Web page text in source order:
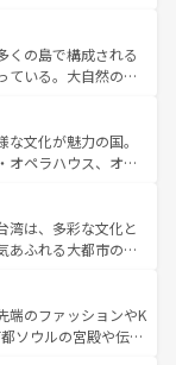
。 なお、新
参照してほしい。
グ、エンターテイ
だ。一方、アメリカ
ャニオンやイエロー
が融合した独特の
で異なる魅力を楽
を感じることができ
い。
くの島で構成される
ている。大自然の神
地といえばオアフ
島やカウアイ島が
海をはじめ、豊かな
てくれるハワイの
イアンミュージッ
がハワイの魅力を彩
文化が魅力の国。
オペラハウス、オー
ル（エアーズロッ
アンズの熱帯雨林な
ェやワイン、オージ
サーフィンやダイ
好きにはたまらな
分に味わいつくそ
湾は、多彩な文化と
あふれる大都市の台
など、都市の喧騒
る人に新しい発見と
い台湾の食文化も魅
端のファッションやK
ソウルの宮殿や伝統